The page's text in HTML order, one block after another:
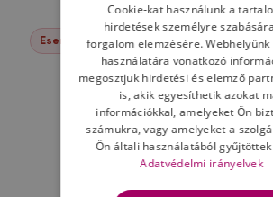
Események -17%
Cookie-kat használunk a
hirdetések személyre
forgalom elemzésére. Webhelyünk
használatára vonatkozó
megosztjuk hirdetési és elemző
is, akik egyesíthetik azokat
információkkal, amelyeket Ön
számukra, vagy amelyeket a
Ön általi használatából gyűjtöttek
Adatvédelmi irányelvek